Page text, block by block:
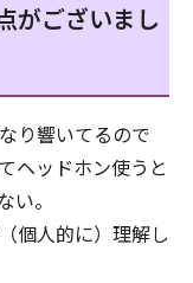
がございまし
り響いてるので
ヘッドホン使うと
。
個人的に）理解し